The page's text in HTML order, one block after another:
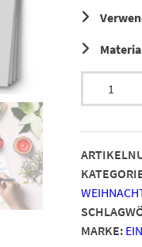
moderne
mit
Umschlag
-
Stylische
Tier
MARKE: